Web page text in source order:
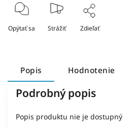
Opýtať sa Strážiť Zdieľať
Popis Hodnotenie
Podrobný popis
Popis produktu nie je dostupný